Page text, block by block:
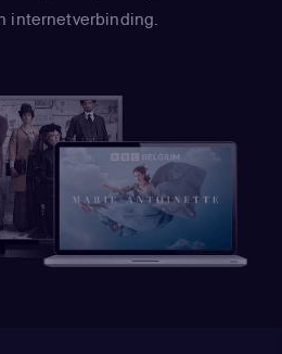
internetverbinding.